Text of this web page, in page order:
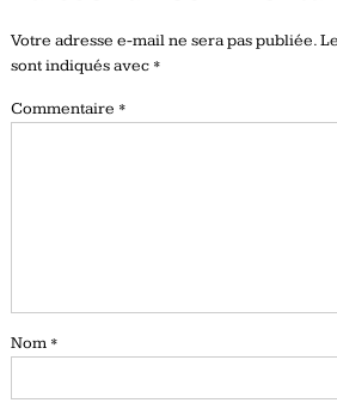
Votre adresse e-mail ne sera pas publiée.
sont indiqués avec *
Commentaire *
Nom *